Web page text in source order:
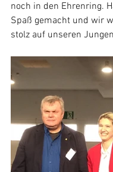
noch in den Ehrenring.
Spaß gemacht und wir
stolz auf unseren